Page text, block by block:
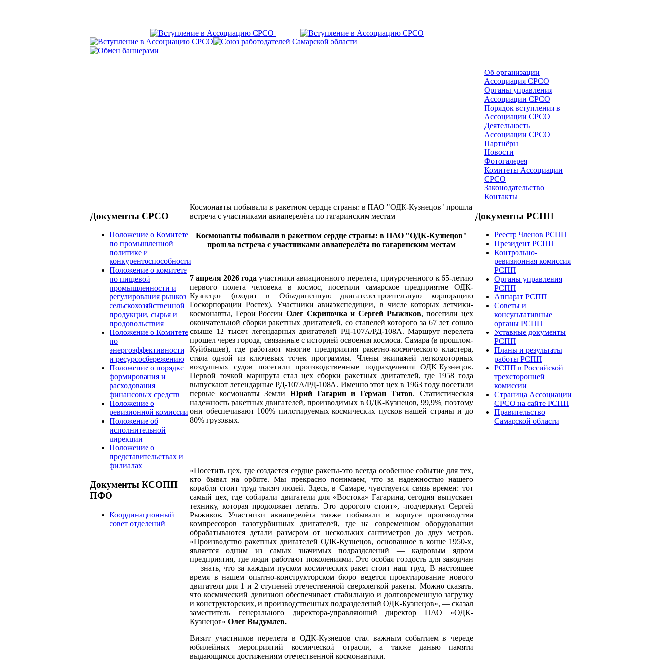
Об организации
Ассоциация СРСО
Органы управления
Ассоциации СРСО
Порядок вступления в
Ассоциации СРСО
Деятельность
Ассоциации СРСО
Партнёры
Новости
Фотогалерея
Комитеты Ассоциации
СРСО
Законодательство
Контакты
Документы СРСО
Положение о Комитете
по промышленной
политике и
конкурентоспособности
Положение о комитете
по пищевой
промышленности и
регулирования рынков
сельскохозяйственной
продукции, сырья и
продовольствия
Положение о Комитете
по
энергоэффективности
и ресурсосбережению
Положение о порядке
формирования и
расходования
финансовых средств
Положение о
ревизионной комиссии
Положение об
исполнительной
дирекции
Положение о
представительствах и
филиалах
Документы КСОПП
ПФО
Координационный
совет отделений
Космонавты побывали в ракетном сердце страны: в ПАО "ОДК-Кузнецов" прошла
встреча с участниками авиаперелёта по гагаринским местам
Космонавты побывали в ракетном сердце страны: в ПАО "ОДК-Кузнецов"
прошла встреча с участниками авиаперелёта по гагаринским местам
7 апреля 2026 года участники авиационного перелета, приуроченного к 65-летию
первого полета человека в космос, посетили самарское предприятие ОДК-
Кузнецов (входит в Объединенную двигателестроительную корпорацию
Госкорпорации Ростех). Участники авиаэкспедиции, в числе которых летчики-
космонавты, Герои России Олег Скрипочка и Сергей Рыжиков, посетили цех
окончательной сборки ракетных двигателей, со стапелей которого за 67 лет сошло
свыше 12 тысяч легендарных двигателей РД-107А/РД-108А. Маршрут перелета
прошел через города, связанные с историей освоения космоса. Самара (в прошлом-
Куйбышев), где работают многие предприятия ракетно-космического кластера,
стала одной из ключевых точек программы. Члены экипажей легкомоторных
воздушных судов посетили производственные подразделения ОДК-Кузнецов.
Первой точкой маршрута стал цех сборки ракетных двигателей, где 1958 года
выпускают легендарные РД-107А/РД-108А. Именно этот цех в 1963 году посетили
первые космонавты Земли Юрий Гагарин и Герман Титов. Статистическая
надежность ракетных двигателей, производимых в ОДК-Кузнецов, 99,9%, поэтому
они обеспечивают 100% пилотируемых космических пусков нашей страны и до
80% грузовых.
«Посетить цех, где создается сердце ракеты-это всегда особенное событие для тех,
кто бывал на орбите. Мы прекрасно понимаем, что за надежностью нашего
корабля стоит труд тысяч людей. Здесь, в Самаре, чувствуется связь времен: тот
самый цех, где собирали двигатели для «Востока» Гагарина, сегодня выпускает
технику, которая продолжает летать. Это дорогого стоит», -подчеркнул Сергей
Рыжиков. Участники авиаперелёта также побывали в корпусе производства
компрессоров газотурбинных двигателей, где на современном оборудовании
обрабатываются детали размером от нескольких сантиметров до двух метров.
«Производство ракетных двигателей ОДК-Кузнецов, основанное в конце 1950-х,
является одним из самых значимых подразделений — кадровым ядром
предприятия, где люди работают поколениями. Это особая гордость для заводчан
— знать, что за каждым пуском космических ракет стоит наш труд. В настоящее
время в нашем опытно-конструкторском бюро ведется проектирование нового
двигателя для 1 и 2 ступеней отечественной сверхлегкой ракеты. Можно сказать,
что космический дивизион обеспечивает стабильную и долговременную загрузку
и конструкторских, и производственных подразделений ОДК-Кузнецов», — сказал
заместитель генерального директора-управляющий директор ПАО «ОДК-
Кузнецов» Олег Выдумлев.
Визит участников перелета в ОДК-Кузнецов стал важным событием в череде
юбилейных мероприятий космической отрасли, а также данью памяти
выдающимся достижениям отечественной космонавтики.
Документы РСПП
Реестр Членов РСПП
Президент РСПП
Контрольно-
ревизионная комиссия
РСПП
Органы управления
РСПП
Аппарат РСПП
Советы и
консультативные
органы РСПП
Уставные документы
РСПП
Планы и результаты
работы РСПП
РСПП в Российской
трехсторонней
комиссии
Страница Ассоциации
СРСО на сайте РСПП
Правительство
Самарской области